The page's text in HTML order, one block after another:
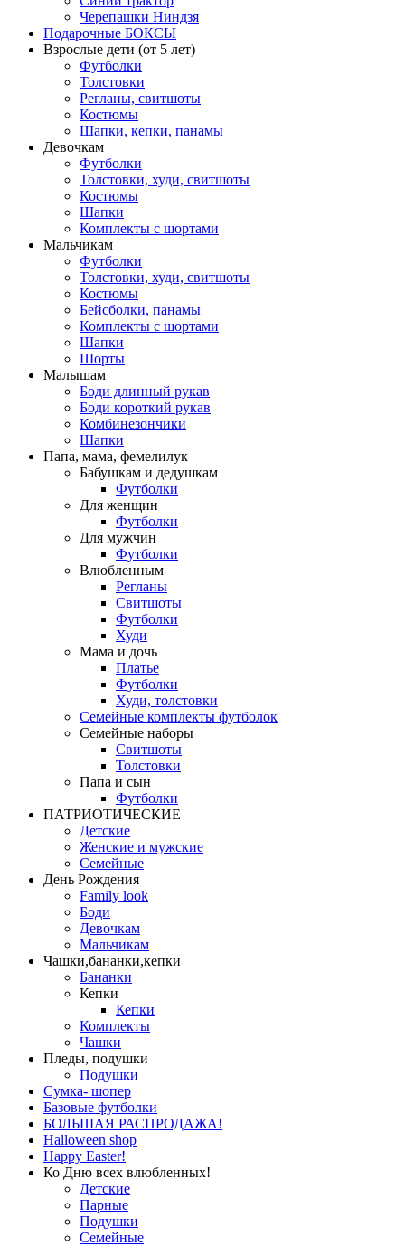
Черепашки Ниндзя
Подарочные БОКСЫ
Взрослые дети (от 5 лет)
Футболки
Толстовки
Регланы, свитшоты
Костюмы
Шапки, кепки, панамы
Девочкам
Футболки
Толстовки, худи, свитшоты
Костюмы
Шапки
Комплекты с шортами
Мальчикам
Футболки
Толстовки, худи, свитшоты
Костюмы
Бейсболки, панамы
Комплекты с шортами
Шапки
Шорты
Малышам
Боди длинный рукав
Боди короткий рукав
Комбинезончики
Шапки
Папа, мама, фемелилук
Бабушкам и дедушкам
Футболки
Для женщин
Футболки
Для мужчин
Футболки
Влюбленным
Регланы
Свитшоты
Футболки
Худи
Мама и дочь
Платье
Футболки
Худи, толстовки
Семейные комплекты футболок
Семейные наборы
Свитшоты
Толстовки
Папа и сын
Футболки
ПАТРИОТИЧЕСКИЕ
Детские
Женские и мужские
Семейные
День Рождения
Family look
Боди
Девочкам
Мальчикам
Чашки,бананки,кепки
Бананки
Кепки
Кепки
Комплекты
Чашки
Пледы, подушки
Подушки
Сумка- шопер
Базовые футболки
БОЛЬШАЯ РАСПРОДАЖА!
Halloween shop
Happy Easter!
Ко Дню всех влюбленных!
Детские
Парные
Подушки
Семейные